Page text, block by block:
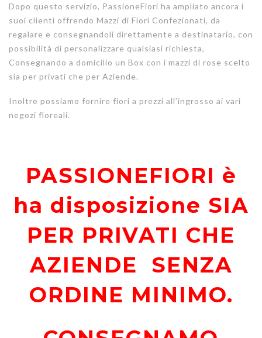
Dopo questo servizio, PassioneFiori ha ampliato ancora i
suoi clienti offrendo Mazzi di Fiori Confezionati, da
regalare e consegnandoli direttamente a destinatario, con
possibilità di personalizzare qualsiasi richiesta,
Consegnando a domicilio un Box con i mazzi di rose scelto
sia per privati che per Aziende.
Inoltre possiamo fornire fiori a prezzi all’ingrosso ai vari
negozi floreali.
PASSIONEFIORI è
ha disposizione SIA
PER PRIVATI CHE
AZIENDE SENZA
ORDINE MINIMO.